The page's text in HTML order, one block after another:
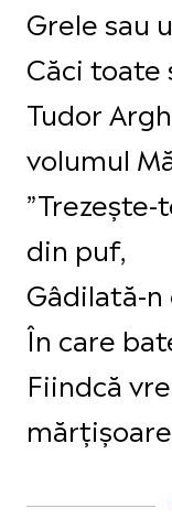
Grele sau
Căci toate
Tudor
volumul
din puf,
Gâdilată-
În care
Fiindcă